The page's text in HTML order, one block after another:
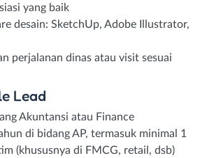
yang baik
desain: SketchUp, Adobe Illustrator,
perjalanan dinas atau visit sesuai
Lead
Akuntansi atau Finance
di bidang AP, termasuk minimal 1
(khususnya di FMCG, retail, dsb)